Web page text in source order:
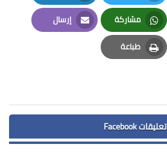
Twitter
LinkedIn
مشاركة
Whatsapp
إرسال
Email
طباعة
Print
تعليقات Facebook